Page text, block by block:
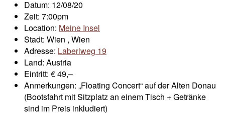
Datum: 12/08/20
Zeit: 7:00pm
Location: Meine Insel
Stadt: Wien , Wien
Adresse: Laberlweg 19
Land: Austria
Eintritt: € 49,–
Anmerkungen: „Floating Concert“ auf der Alten Donau
(Bootsfahrt mit Sitzplatz an einem Tisch + Getränke
sind im Preis inkludiert)